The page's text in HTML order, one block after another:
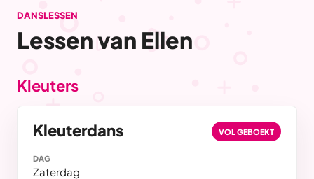
DANSLESSEN
Lessen van Ellen
Kleuters
Kleuterdans VOL GEBOEKT
DAG
Zaterdag